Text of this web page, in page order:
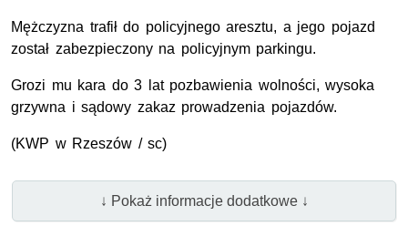
Mężczyzna trafił do policyjnego aresztu, a jego pojazd
został zabezpieczony na policyjnym parkingu.
Grozi mu kara do 3 lat pozbawienia wolności, wysoka
grzywna i sądowy zakaz prowadzenia pojazdów.
(KWP w Rzeszów / sc)
↓ Pokaż informacje dodatkowe ↓